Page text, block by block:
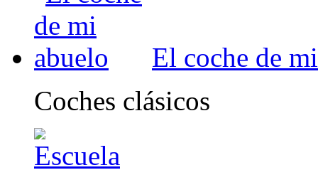
El coche de
Coches clásicos